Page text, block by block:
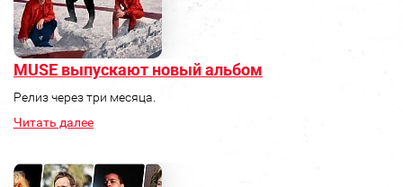
MUSE выпускают новый альбом
Релиз через три месяца.
Читать далее